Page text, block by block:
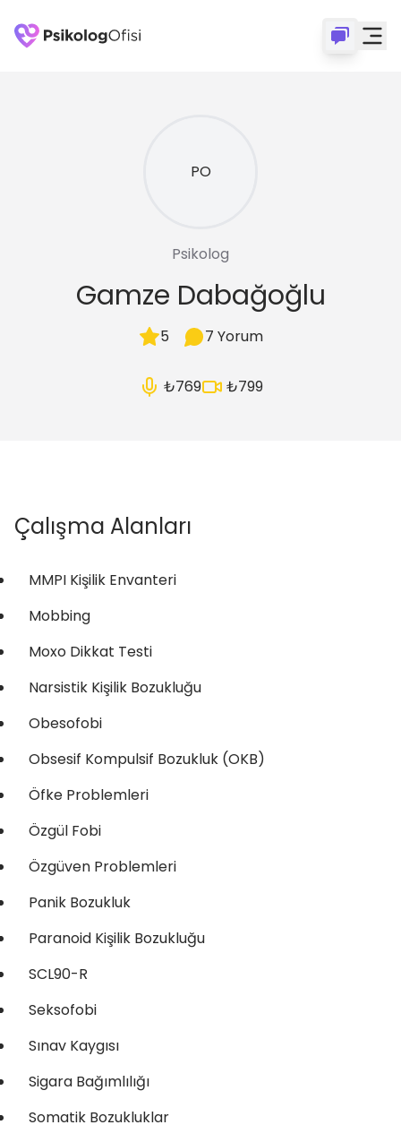
PO
Psikolog
Gamze Dabağoğlu
5 7 Yorum
₺769 ₺799
Çalışma Alanları
MMPI Kişilik Envanteri
Mobbing
Moxo Dikkat Testi
Narsistik Kişilik Bozukluğu
Obesofobi
Obsesif Kompulsif Bozukluk (OKB)
Öfke Problemleri
Özgül Fobi
Özgüven Problemleri
Panik Bozukluk
Paranoid Kişilik Bozukluğu
SCL90-R
Seksofobi
Sınav Kaygısı
Sigara Bağımlılığı
Somatik Bozukluklar